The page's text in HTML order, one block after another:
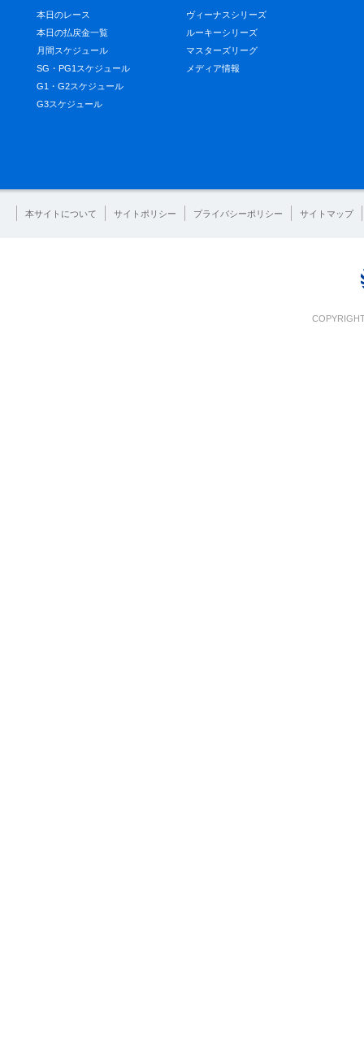
本日のレース
本日の払戻金一覧
月間スケジュール
SG・PG1スケジュール
G1・G2スケジュール
G3スケジュール
ヴィーナスシリーズ
ルーキーシリーズ
マスターズリーグ
メディア情報
本サイトについて サイトポリシー プライバシーポリシー サイトマップ